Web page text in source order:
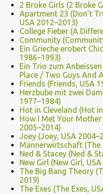
2 Broke Girls (2 Broke
Apartment 23 (Don’t
USA 2012–2013)
College Fieber (A
Community
Ein Grieche erobert
1986–1993)
Ein Trio zum
Place / Two Guys And
Friends (Friends, USA
Herzbube mit zwei
1977–1984)
Hot in Cleveland (Hot
How I Met Your
2005–2014)
Joey (Joey, USA
Männerwirtschaft (The
Ned & Stacey (Ned &
New Girl (New Girl,
The Big Bang Theory
2019)
The Exes (The Exes,